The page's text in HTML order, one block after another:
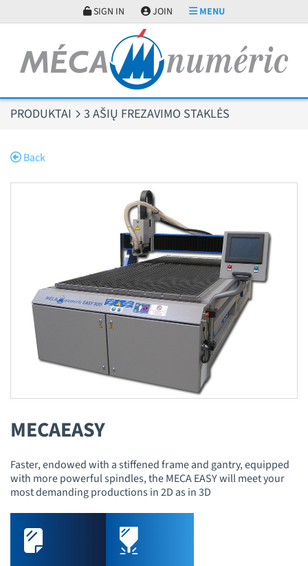
SIGN IN JOIN MENU
PRODUKTAI 3 AŠIŲ FREZAVIMO STAKLĖS
Back
MECAEASY
Faster, endowed with a stiffened frame and gantry, equipped
with more powerful spindles, the MECA EASY will meet your
most demanding productions in 2D as in 3D
Slapukų valdymo skydelis